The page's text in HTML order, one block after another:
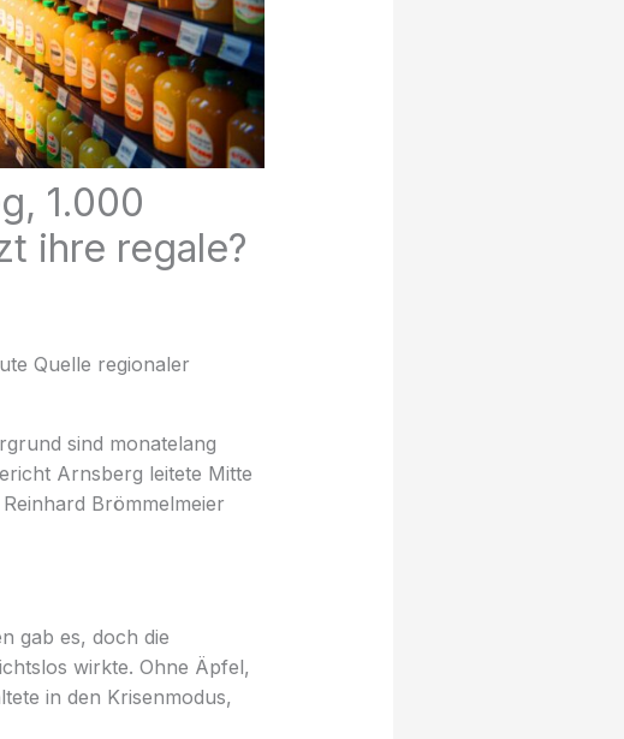
1.000
ihre regale?
Quelle regionaler
sind monatelang
Arnsberg leitete Mitte
Brömmelmeier
gab es, doch die
wirkte. Ohne Äpfel,
in den Krisenmodus,